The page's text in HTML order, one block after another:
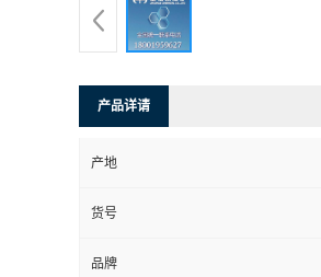
产品详请
产地
货号
品牌